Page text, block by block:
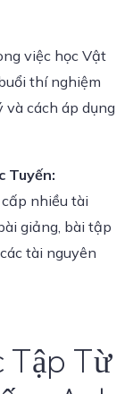
việc học Vật
thí nghiệm
và cách áp dụng
Tuyến:
nhiều tài
giảng, bài tập
tài nguyên
Tập Từ